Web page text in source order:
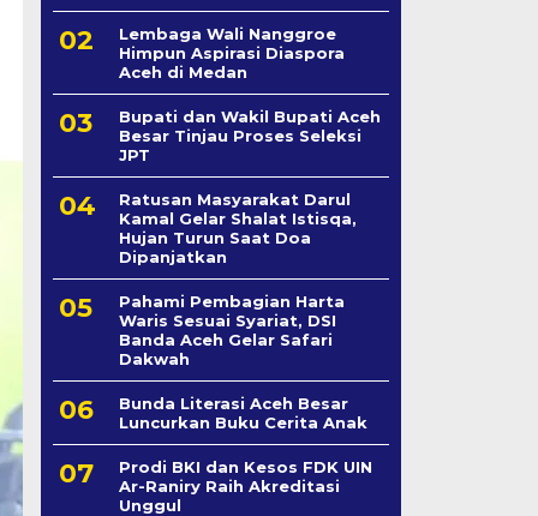
Lembaga Wali Nanggroe
Himpun Aspirasi Diaspora
Aceh di Medan
Bupati dan Wakil Bupati Aceh
Besar Tinjau Proses Seleksi
JPT
Ratusan Masyarakat Darul
Kamal Gelar Shalat Istisqa,
Hujan Turun Saat Doa
Dipanjatkan
Pahami Pembagian Harta
Waris Sesuai Syariat, DSI
Banda Aceh Gelar Safari
Dakwah
Bunda Literasi Aceh Besar
Luncurkan Buku Cerita Anak
Prodi BKI dan Kesos FDK UIN
Ar-Raniry Raih Akreditasi
Unggul